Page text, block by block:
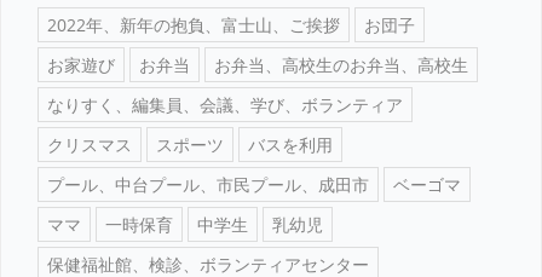
2022年、新年の抱負、富士山、ご挨拶
お団子
お家遊び
お弁当
お弁当、高校生のお弁当、高校生
なりすく、編集員、会議、学び、ボランティア
クリスマス
スポーツ
バスを利用
プール、中台プール、市民プール、成田市
ベーゴマ
ママ
一時保育 中学生
乳幼児
保健福祉館、検診、ボランティアセンター